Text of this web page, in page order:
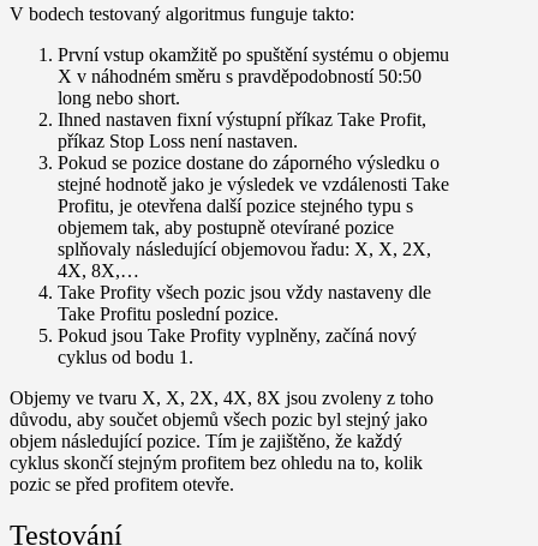
V bodech testovaný algoritmus funguje takto:
První vstup okamžitě po spuštění systému o objemu
X v náhodném směru s pravděpodobností 50:50
long nebo short.
Ihned nastaven fixní výstupní příkaz Take Profit,
příkaz Stop Loss není nastaven.
Pokud se pozice dostane do záporného výsledku o
stejné hodnotě jako je výsledek ve vzdálenosti Take
Profitu, je otevřena další pozice stejného typu s
objemem tak, aby postupně otevírané pozice
splňovaly následující objemovou řadu: X, X, 2X,
4X, 8X,…
Take Profity všech pozic jsou vždy nastaveny dle
Take Profitu poslední pozice.
Pokud jsou Take Profity vyplněny, začíná nový
cyklus od bodu 1.
Objemy ve tvaru X, X, 2X, 4X, 8X jsou zvoleny z toho
důvodu, aby součet objemů všech pozic byl stejný jako
objem následující pozice. Tím je zajištěno, že každý
cyklus skončí stejným profitem bez ohledu na to, kolik
pozic se před profitem otevře.
Testování